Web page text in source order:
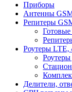
Приборы
Антенны
Репитеры
Роутеры LTE,
Роутеры
Делители,